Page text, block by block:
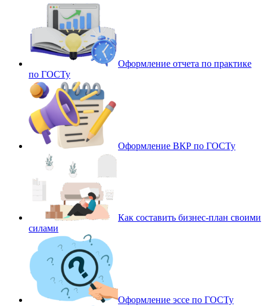
Оформление отчета по практике
по ГОСТу
Оформление ВКР по ГОСТу
Как составить бизнес-план своими
силами
Оформление эссе по ГОСТу